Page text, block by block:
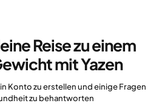
Reise zu einem
mit Yazen
Konto zu erstellen und einige Fragen
zu behantworten